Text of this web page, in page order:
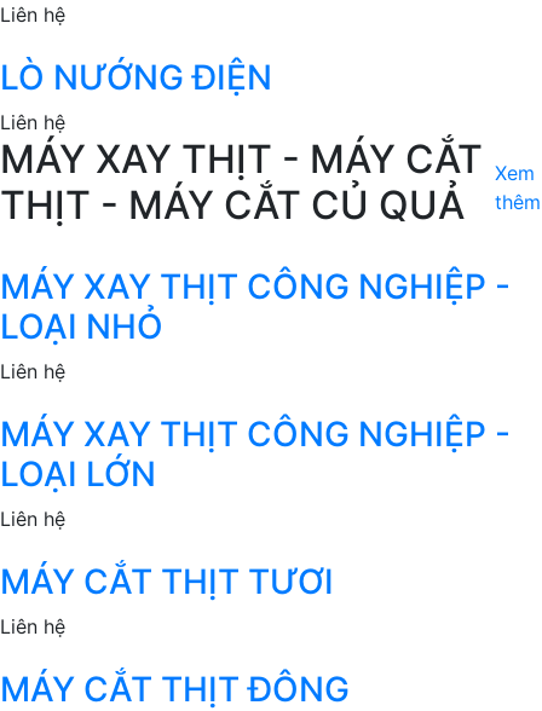
Liên hệ
LÒ NƯỚNG ĐIỆN
Liên hệ
MÁY XAY THỊT - MÁY CẮT
THỊT - MÁY CẮT CỦ QUẢ
Xem
thêm
MÁY XAY THỊT CÔNG NGHIỆP -
LOẠI NHỎ
Liên hệ
MÁY XAY THỊT CÔNG NGHIỆP -
LOẠI LỚN
Liên hệ
MÁY CẮT THỊT TƯƠI
Liên hệ
MÁY CẮT THỊT ĐÔNG